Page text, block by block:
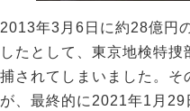
2013年3月6日に約28億円
したとして、東京地検特
捕されてしまいました。そ
が、最終的に2021年1月29